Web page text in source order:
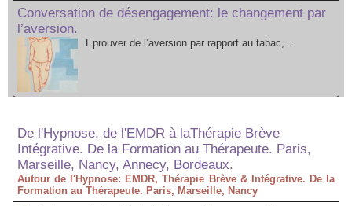
Conversation de désengagement: le changement par
l’aversion.
Eprouver de l’aversion par rapport au tabac,...
De l'Hypnose, de l'EMDR à laThérapie Brève
Intégrative. De la Formation au Thérapeute. Paris,
Marseille, Nancy, Annecy, Bordeaux.
Autour de l'Hypnose: EMDR, Thérapie Brève & Intégrative. De la
Formation au Thérapeute. Paris, Marseille, Nancy